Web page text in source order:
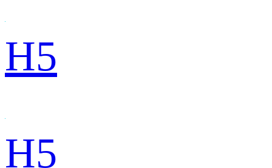
H5
H5